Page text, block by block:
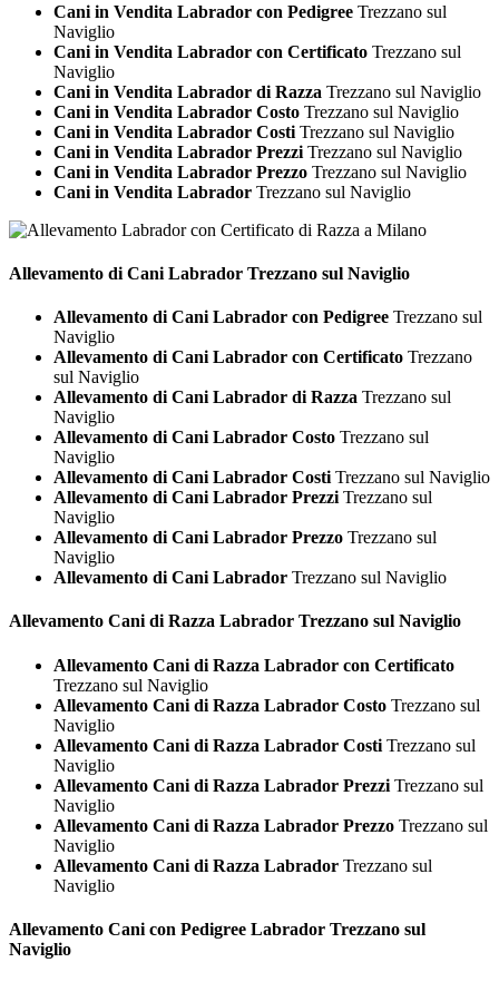
Cani in Vendita Labrador con Pedigree Trezzano sul
Naviglio
Cani in Vendita Labrador con Certificato Trezzano sul
Naviglio
Cani in Vendita Labrador di Razza Trezzano sul Naviglio
Cani in Vendita Labrador Costo Trezzano sul Naviglio
Cani in Vendita Labrador Costi Trezzano sul Naviglio
Cani in Vendita Labrador Prezzi Trezzano sul Naviglio
Cani in Vendita Labrador Prezzo Trezzano sul Naviglio
Cani in Vendita Labrador Trezzano sul Naviglio
Allevamento di Cani Labrador Trezzano sul Naviglio
Allevamento di Cani Labrador con Pedigree Trezzano sul
Naviglio
Allevamento di Cani Labrador con Certificato Trezzano
sul Naviglio
Allevamento di Cani Labrador di Razza Trezzano sul
Naviglio
Allevamento di Cani Labrador Costo Trezzano sul
Naviglio
Allevamento di Cani Labrador Costi Trezzano sul Naviglio
Allevamento di Cani Labrador Prezzi Trezzano sul
Naviglio
Allevamento di Cani Labrador Prezzo Trezzano sul
Naviglio
Allevamento di Cani Labrador Trezzano sul Naviglio
Allevamento Cani di Razza Labrador Trezzano sul Naviglio
Allevamento Cani di Razza Labrador con Certificato
Trezzano sul Naviglio
Allevamento Cani di Razza Labrador Costo Trezzano sul
Naviglio
Allevamento Cani di Razza Labrador Costi Trezzano sul
Naviglio
Allevamento Cani di Razza Labrador Prezzi Trezzano sul
Naviglio
Allevamento Cani di Razza Labrador Prezzo Trezzano sul
Naviglio
Allevamento Cani di Razza Labrador Trezzano sul
Naviglio
Allevamento Cani con Pedigree Labrador Trezzano sul
Naviglio